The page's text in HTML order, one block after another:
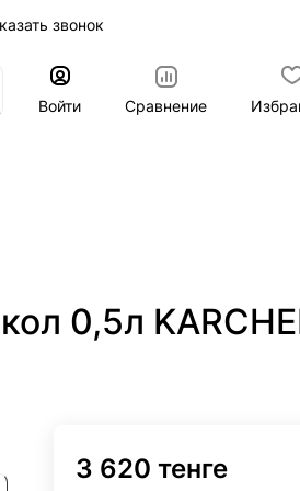
звонок
Войти Сравнение
0,5л
3 620 тенге